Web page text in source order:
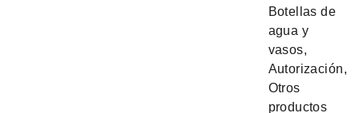
Botellas de
agua y
vasos,
Autorización,
Otros
productos